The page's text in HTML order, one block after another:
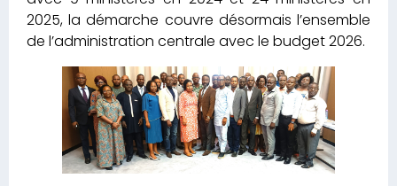
2025, la démarche couvre désormais l’ensemble
de l’administration centrale avec le budget 2026.